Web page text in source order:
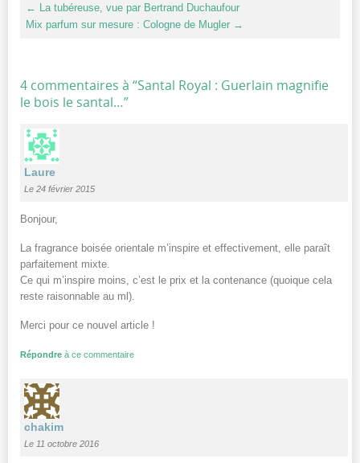
← La tubéreuse, vue par Bertrand Duchaufour
Mix parfum sur mesure : Cologne de Mugler →
4 commentaires à “Santal Royal : Guerlain magnifie
le bois le santal…”
Laure
Le 24 février 2015
Bonjour,
La fragrance boisée orientale m’inspire et effectivement, elle paraît
parfaitement mixte.
Ce qui m’inspire moins, c’est le prix et la contenance (quoique cela
reste raisonnable au ml).
Merci pour ce nouvel article !
Répondre à ce commentaire
chakim
Le 11 octobre 2016